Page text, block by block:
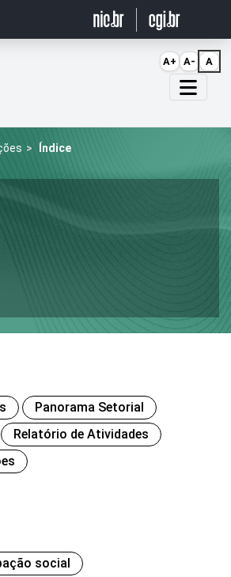
Índice
Panorama Setorial
Relatório de Atividades
social
A+ A- A